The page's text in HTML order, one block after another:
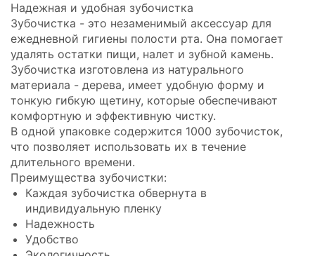
Надежная и удобная зубочистка
Зубочистка - это незаменимый аксессуар для
ежедневной гигиены полости рта. Она помогает
удалять остатки пищи, налет и зубной камень.
Зубочистка изготовлена из натурального
материала - дерева, имеет удобную форму и
тонкую гибкую щетину, которые обеспечивают
комфортную и эффективную чистку.
В одной упаковке содержится 1000 зубочисток,
что позволяет использовать их в течение
длительного времени.
Преимущества зубочистки:
Каждая зубочистка обвернута в
индивидуальную пленку
Надежность
Удобство